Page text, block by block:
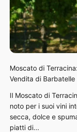
Moscato di
Vendita di Barbatelle
Il Moscato di
noto per i suoi vini
secca, dolce e
piatti di...